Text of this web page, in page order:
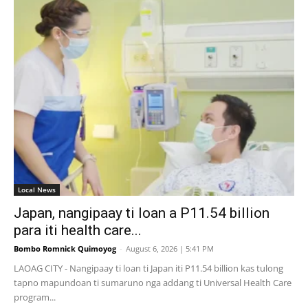
Local News
Japan, nangipaay ti loan a P11.54 billion
para iti health care...
Bombo Romnick Quimoyog - August 6, 2026 | 5:41 PM
LAOAG CITY - Nangipaay ti loan ti Japan iti P11.54 billion kas tulong
tapno mapundoan ti sumaruno nga addang ti Universal Health Care
program...